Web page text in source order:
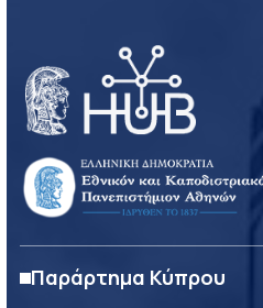
Παράρτημα Κύπρου